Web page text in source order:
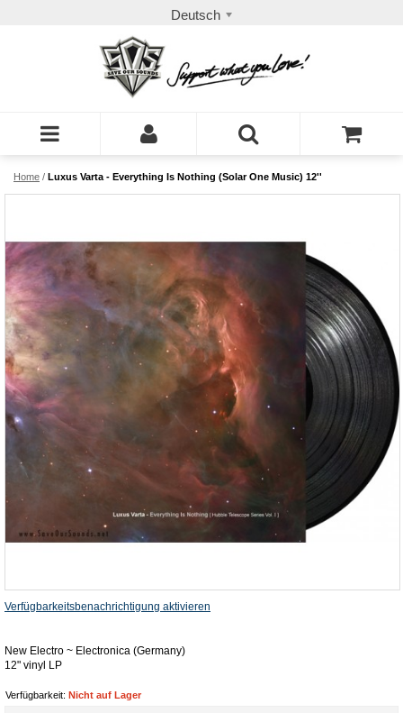
Deutsch
Home / Luxus Varta - Everything Is Nothing (Solar One Music) 12''
Verfügbarkeitsbenachrichtigung aktivieren
New Electro ~ Electronica (Germany)
12" vinyl LP
Verfügbarkeit: Nicht auf Lager